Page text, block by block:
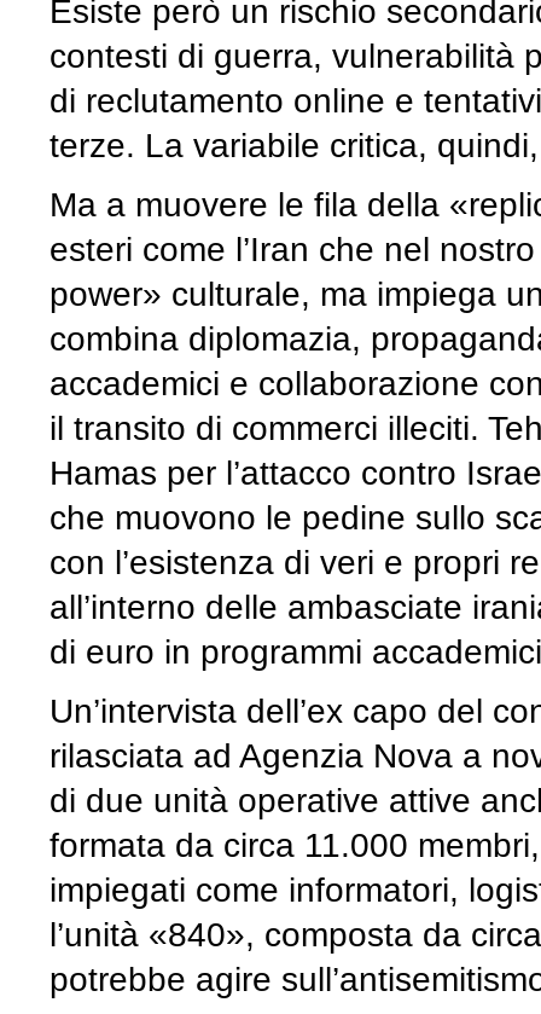
Esiste però un rischio
contesti di guerra, vulnerabilità
di reclutamento online e
terze. La variabile critica,
Ma a muovere le fila della
esteri come l’Iran che nel
power» culturale, ma impiega
combina diplomazia,
accademici e collaborazione
il transito di commerci illeciti.
Hamas per l’attacco contro
che muovono le pedine sullo
con l’esistenza di veri e propri
all’interno delle ambasciate
di euro in programmi
Un’intervista dell’ex capo del
rilasciata ad Agenzia Nova a
di due unità operative attive
formata da circa 11.000
impiegati come informatori,
l’unità «840», composta da
potrebbe agire